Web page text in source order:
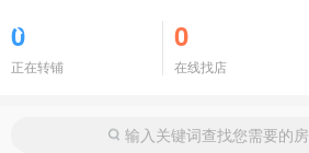
0
正在转铺
0
在线找店